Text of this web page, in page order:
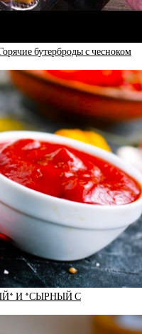
бутерброды с чесноком
И *СЫРНЫЙ С